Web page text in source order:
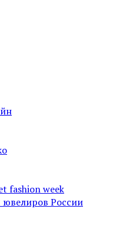
fashion week
России